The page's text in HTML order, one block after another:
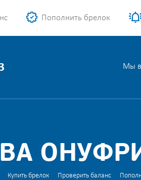
Пополнить брелок
Мы в
Купить брелок Проверить баланс